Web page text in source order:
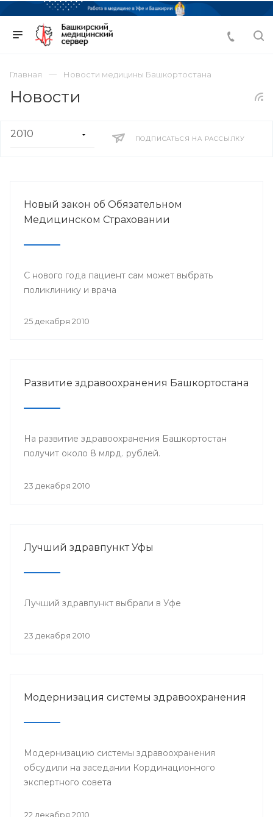
Главная Новости медицины Башкортостана
Новости
ПОДПИСАТЬСЯ НА РАССЫЛКУ
Новый закон об Обязательном
Медицинском Страховании
С нового года пациент сам может выбрать
поликлинику и врача
25 декабря 2010
Развитие здравоохранения Башкортостана
На развитие здравоохранения Башкортостан
получит около 8 млрд. рублей.
23 декабря 2010
Лучший здравпункт Уфы
Лучший здравпункт выбрали в Уфе
23 декабря 2010
Модернизация системы здравоохранения
Модернизацию системы здравоохранения
обсудили на заседании Кординационного
экспертного совета
22 декабря 2010